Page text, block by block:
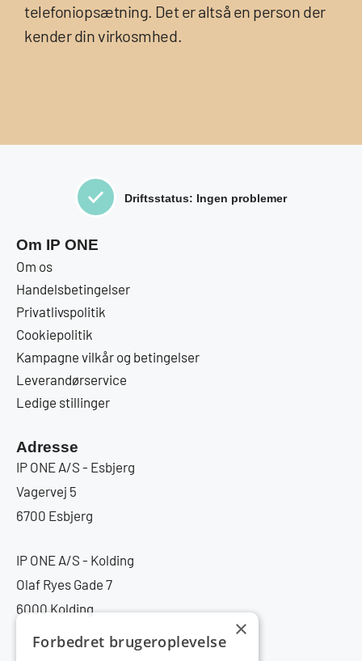
telefoniopsætning. Det er altså en person der
kender din virkosmhed.
Driftsstatus: Ingen problemer
Om IP ONE
Om os
Handelsbetingelser
Privatlivspolitik
Cookiepolitik
Kampagne vilkår og betingelser
Leverandørservice
Ledige stillinger
Adresse
IP ONE A/S - Esbjerg
Vagervej 5
6700 Esbjerg
IP ONE A/S - Kolding
Olaf Ryes Gade 7
6000 Kolding
×
Forbedret brugeroplevelse